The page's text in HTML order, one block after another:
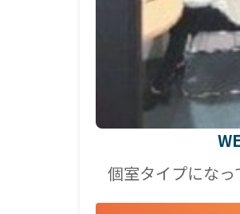
個室タイプになっ